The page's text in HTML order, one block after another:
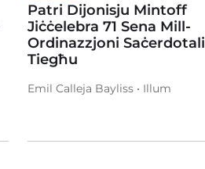
Patri Dijonisju Mintoff
Jiċċelebra 71 Sena Mill-
Ordinazzjoni Saċerdotali
Tiegħu
Emil Calleja Bayliss • Illum